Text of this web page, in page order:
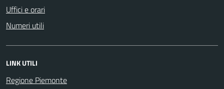
Uffici e orari
Numeri utili
LINK UTILI
Regione Piemonte